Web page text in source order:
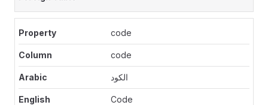
code
code
الكود
Code